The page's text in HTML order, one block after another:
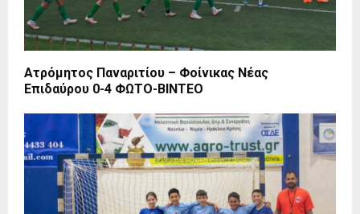
Ατρόμητος Παναριτίου – Φοίνικας Νέας
Επιδαύρου 0-4 ΦΩΤΟ-ΒΙΝΤΕΟ